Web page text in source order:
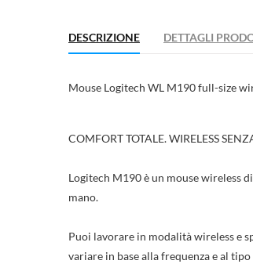
DESCRIZIONE DETTAGLI
Mouse Logitech WL M190 full-size
COMFORT TOTALE. WIRELESS
Logitech M190 è un mouse wireless
mano.
Puoi lavorare in modalità wireless e
variare in base alla frequenza e al